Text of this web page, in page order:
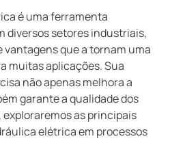
é uma ferramenta
diversos setores industriais,
vantagens que a tornam uma
muitas aplicações. Sua
não apenas melhora a
garante a qualidade dos
as principais
elétrica em processos